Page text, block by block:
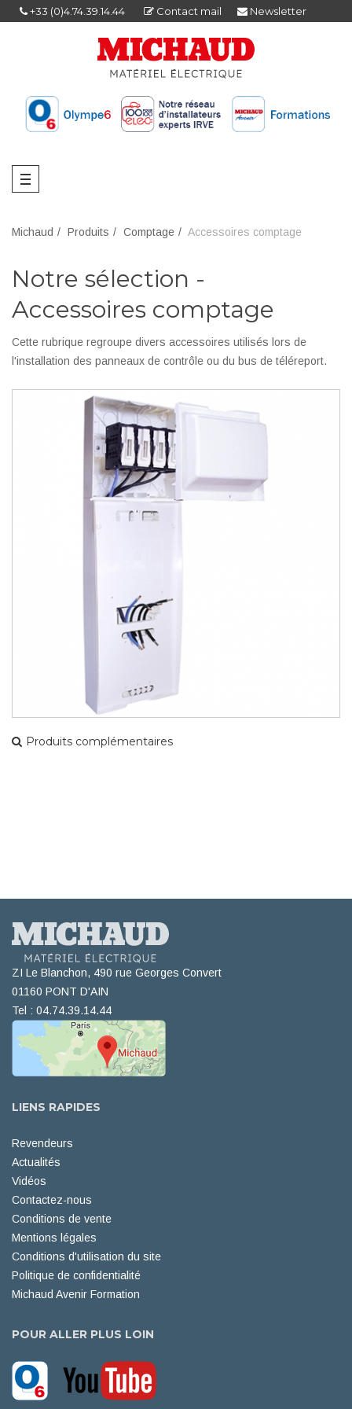
+33 (0)4.74.39.14.44 Contact mail Newsletter
Michaud Produits Comptage Accessoires comptage
Notre sélection -
Accessoires comptage
Cette rubrique regroupe divers accessoires utilisés lors de
l'installation des panneaux de contrôle ou du bus de téléreport.
Produits complémentaires
ZI Le Blanchon, 490 rue Georges Convert
01160 PONT D'AIN
Tel : 04.74.39.14.44
LIENS RAPIDES
Revendeurs
Actualités
Vidéos
Contactez-nous
Conditions de vente
Mentions légales
Conditions d'utilisation du site
Politique de confidentialité
Michaud Avenir Formation
POUR ALLER PLUS LOIN